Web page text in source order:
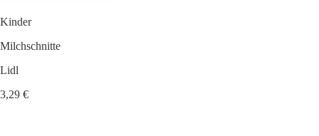
Kinder
Milchschnitte
Lidl
3,29 €